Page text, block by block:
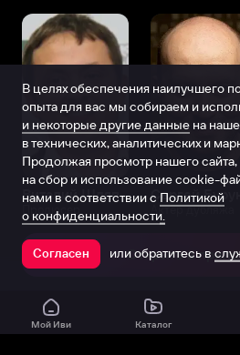
Виталий Шляппо
Продюсер Актёр дубляжа
Открыть в
Мой Иви Каталог
В целях обеспечения наилучшего
опыта для вас мы собираем и
и некоторые другие данные на
в технических, аналитических и
Продолжая просмотр нашего
на сбор и использование cookie-
нами в соответствии с Политикой
о конфиденциальности.
Согласен или обратитесь в